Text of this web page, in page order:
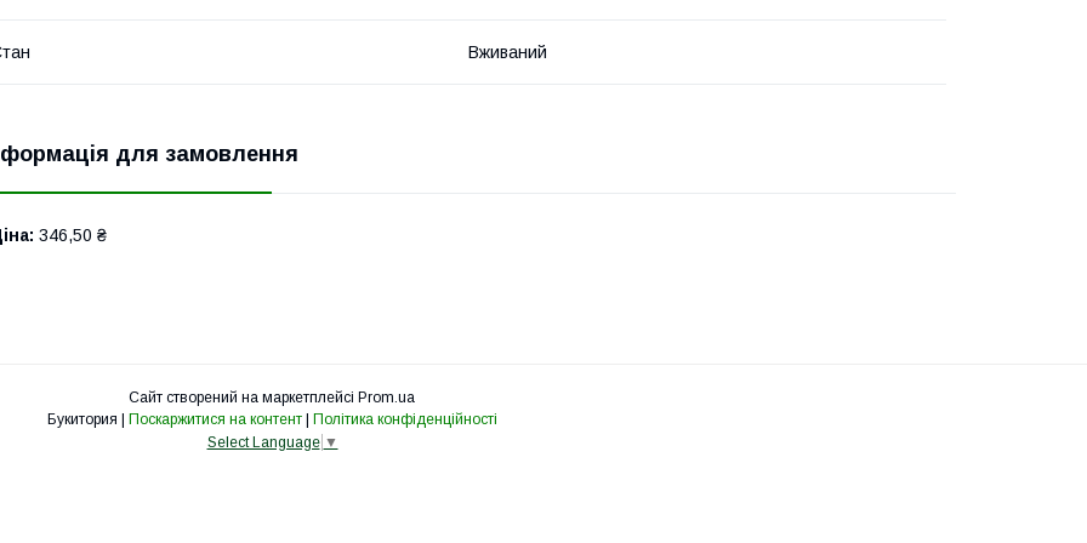
Вживаний
для замовлення
346,50 ₴
Сайт створений на маркетплейсі Prom.ua
Поскаржитися на контент
Політика конфіденційності
Select Language ▼